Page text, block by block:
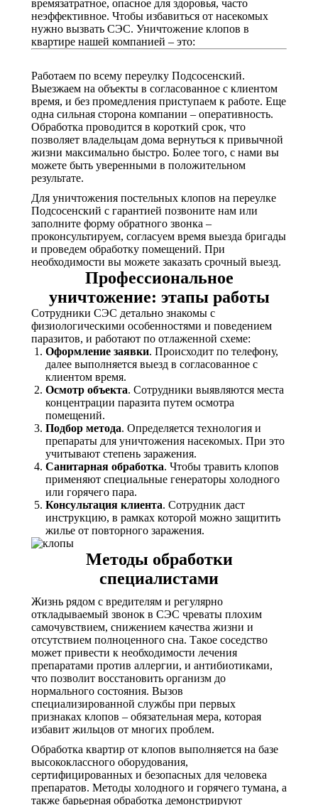
времязатратное, опасное для здоровья, часто
неэффективное. Чтобы избавиться от насекомых
нужно вызвать СЭС. Уничтожение клопов в
квартире нашей компанией – это:
Работаем по всему переулку Подсосенский.
Выезжаем на объекты в согласованное с клиентом
время, и без промедления приступаем к работе. Еще
одна сильная сторона компании – оперативность.
Обработка проводится в короткий срок, что
позволяет владельцам дома вернуться к привычной
жизни максимально быстро. Более того, с нами вы
можете быть уверенными в положительном
результате.
Для уничтожения постельных клопов на переулке
Подсосенский с гарантией позвоните нам или
заполните форму обратного звонка –
проконсультируем, согласуем время выезда бригады
и проведем обработку помещений. При
необходимости вы можете заказать срочный выезд.
Профессиональное
уничтожение: этапы работы
Сотрудники СЭС детально знакомы с
физиологическими особенностями и поведением
паразитов, и работают по отлаженной схеме:
Оформление заявки. Происходит по телефону,
далее выполняется выезд в согласованное с
клиентом время.
Осмотр объекта. Сотрудники выявляются места
концентрации паразита путем осмотра
помещений.
Подбор метода. Определяется технология и
препараты для уничтожения насекомых. При это
учитывают степень заражения.
Санитарная обработка. Чтобы травить клопов
применяют специальные генераторы холодного
или горячего пара.
Консультация клиента. Сотрудник даст
инструкцию, в рамках которой можно защитить
жилье от повторного заражения.
Методы обработки
специалистами
Жизнь рядом с вредителям и регулярно
откладываемый звонок в СЭС чреваты плохим
самочувствием, снижением качества жизни и
отсутствием полноценного сна. Такое соседство
может привести к необходимости лечения
препаратами против аллергии, и антибиотиками,
что позволит восстановить организм до
нормального состояния. Вызов
специализированной службы при первых
признаках клопов – обязательная мера, которая
избавит жильцов от многих проблем.
Обработка квартир от клопов выполняется на базе
высококлассного оборудования,
сертифицированных и безопасных для человека
препаратов. Методы холодного и горячего тумана, а
также барьерная обработка демонстрируют